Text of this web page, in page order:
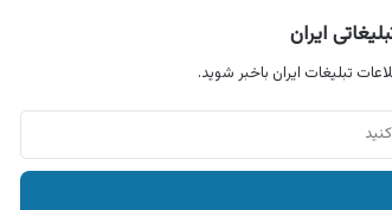
ایران
تبلیغات ایران باخبر شوید.